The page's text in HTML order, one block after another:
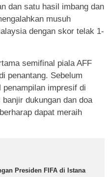
dan satu hasil imbang dan
musuh
dengan skor telak 1-
semifinal piala AFF
penantang. Sebelum
penampilan impresif di
dukungan dan doa
dapat meraih
Presiden FIFA di Istana